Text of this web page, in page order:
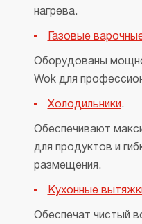
нагрева.
Газовые
Оборудованы
Wok для
Холодильники .
Обеспечивают
для продуктов и
размещения.
Кухонные в
Обеспечат чистый